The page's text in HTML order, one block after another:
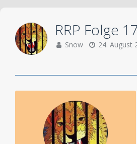
RRP Folge
Snow 24. August